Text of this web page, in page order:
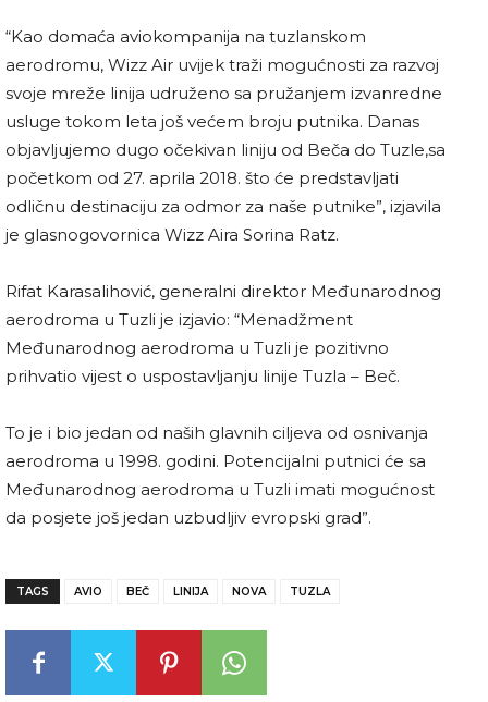
“Kao domaća aviokompanija na tuzlanskom
aerodromu, Wizz Air uvijek traži mogućnosti za razvoj
svoje mreže linija udruženo sa pružanjem izvanredne
usluge tokom leta još većem broju putnika. Danas
objavljujemo dugo očekivan liniju od Beča do Tuzle,sa
početkom od 27. aprila 2018. što će predstavljati
odličnu destinaciju za odmor za naše putnike”, izjavila
je glasnogovornica Wizz Aira Sorina Ratz.
Rifat Karasalihović, generalni direktor Međunarodnog
aerodroma u Tuzli je izjavio: “Menadžment
Međunarodnog aerodroma u Tuzli je pozitivno
prihvatio vijest o uspostavljanju linije Tuzla – Beč.
To je i bio jedan od naših glavnih ciljeva od osnivanja
aerodroma u 1998. godini. Potencijalni putnici će sa
Međunarodnog aerodroma u Tuzli imati mogućnost
da posjete još jedan uzbudljiv evropski grad”.
TAGS AVIO BEČ LINIJA NOVA TUZLA